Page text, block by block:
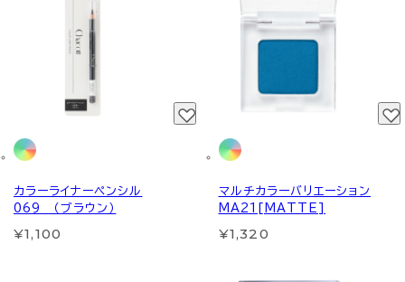
カラーライナーペンシル
069 （ブラウン）
¥1,100
マルチカラーバリエーション
MA21[MATTE]
¥1,320